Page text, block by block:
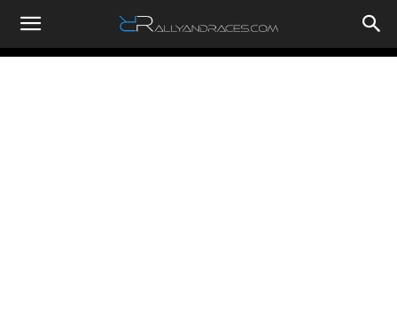
RallyandRaces.com